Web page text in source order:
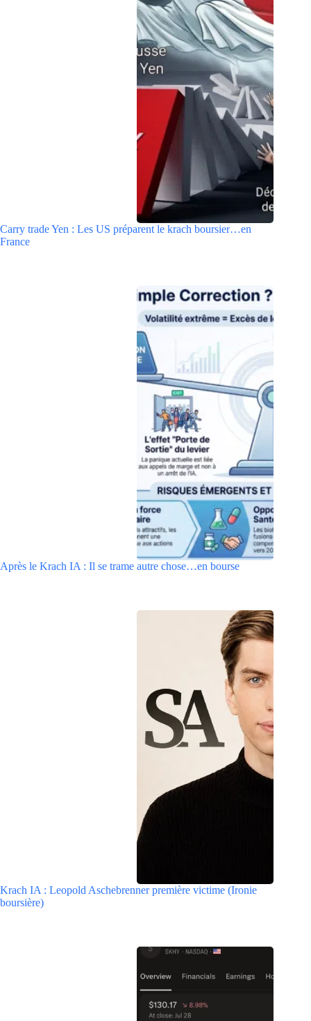
Carry trade Yen : Les US préparent le krach boursier…en
France
Après le Krach IA : Il se trame autre chose…en bourse
Krach IA : Leopold Aschebrenner première victime (Ironie
boursière)